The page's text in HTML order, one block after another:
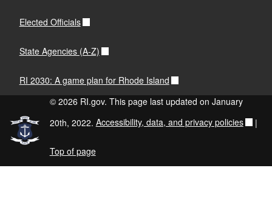
Elected Officials
State Agencies (A-Z)
RI 2030: A game plan for Rhode Island
© 2026 RI.gov. This page last updated on January
20th, 2022. Accessibility, data, and privacy policies |
Top of page